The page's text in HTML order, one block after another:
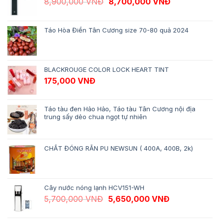
Táo Hòa Điền Tân Cương size 70-80 quả 2024
BLACKROUGE COLOR LOCK HEART TINT
175,000 VNĐ
Táo tàu đen Hảo Hảo, Táo tàu Tân Cương nội địa
trung sấy dẻo chua ngọt tự nhiên
CHẤT ĐÓNG RẮN PU NEWSUN ( 400A, 400B, 2k)
Cây nước nóng lạnh HCV151-WH
5,700,000VNĐ Giá gốc là: 5,700,000 VNĐ.
5,650,000 VNĐGiá hiện tại